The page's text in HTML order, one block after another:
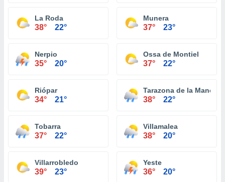
La Roda
38° 22°
Munera
37° 23°
Nerpio
35° 20°
Ossa de Montiel
37° 22°
Riópar
34° 21°
Tarazona de la Mancha
38° 22°
Tobarra
37° 22°
Villamalea
38° 20°
Villarrobledo
39° 23°
Yeste
36° 20°